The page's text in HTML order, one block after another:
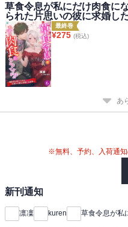
草食令息が私にだけ肉食に
られた片思いの彼に求婚し
最終巻
¥275 (税込)
あ
※無料、予約、入荷通知
新刊通知
凛凜 kuren 草食令息が私